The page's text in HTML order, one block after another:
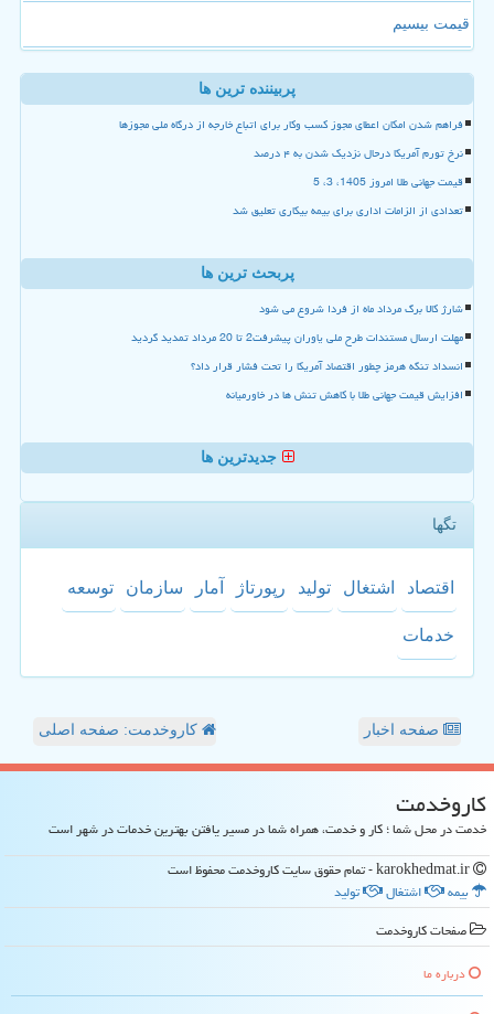
قیمت بیسیم
پربیننده ترین ها
فراهم شدن امکان اعطای مجوز کسب وکار برای اتباع خارجه از درگاه ملی مجوزها
نرخ تورم آمریکا درحال نزدیک شدن به ۴ درصد
قیمت جهانی طلا امروز 1405، 3، 5
تعدادی از الزامات اداری برای بیمه بیکاری تعلیق شد
پربحث ترین ها
شارژ کالا برگ مرداد ماه از فردا شروع می شود
مهلت ارسال مستندات طرح ملی یاوران پیشرفت2 تا 20 مرداد تمدید گردید
انسداد تنگه هرمز چطور اقتصاد آمریکا را تحت فشار قرار داد؟
افزایش قیمت جهانی طلا با کاهش تنش ها در خاورمیانه
جدیدترین ها
تگها
اقتصاد اشتغال تولید رپورتاژ آمار سازمان توسعه
خدمات
صفحه اخبار کاروخدمت: صفحه اصلی
كاروخدمت
خدمت در محل شما ؛ کار و خدمت، همراه شما در مسیر یافتن بهترین خدمات در شهر است
بیمه
اشتغال
تولید
صفحات كاروخدمت
درباره ما